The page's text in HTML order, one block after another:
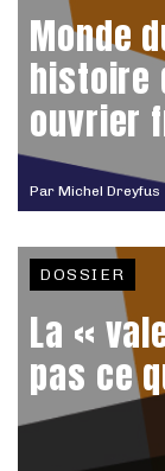
Par Michel Dreyfus
Monde
histoire
ouvrier
DOSSIER
La «
pas ce